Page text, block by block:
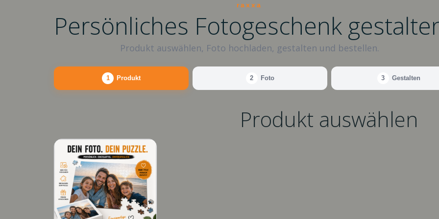
raxxa
Persönliches Fotogeschenk
Produkt auswählen, Foto hochladen, gestalten und bestellen.
1 Produkt 2 Foto 3 Gestalten
Produkt auswählen